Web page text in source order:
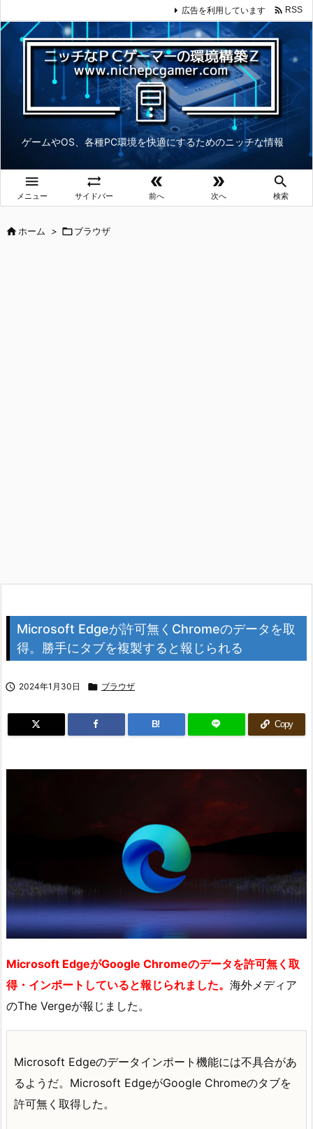
ゲームやOS、各種PC環境を快適にするためのニッチな情報

メニュー

サイドバー

前へ

次へ

検索
広告を利用しています  RSS
ホーム > ブラウザ
Microsoft Edgeが許可無くChromeのデータを取
得。勝手にタブを複製すると報じられる
 2024年1月30日  ブラウザ
B! Copy
Microsoft EdgeがGoogle Chromeのデータを許可無く取
得・インポートしていると報じられました。 海外メディア
のThe Vergeが報じました。
Microsoft Edgeのデータインポート機能には不具合があ
るようだ。Microsoft EdgeがGoogle Chromeのタブを
許可無く取得した。